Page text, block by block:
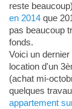
reste
en 2014que
pas beaucoup
fonds.
Voici un
location d'un
(achat mi-
quelques
appartement